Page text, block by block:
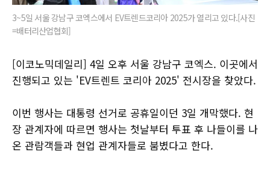
3~5일 서울 강남구 코엑스에서 EV트렌드코리아 2025가 열리고 있다.[사진
=배터리산업협회]
[이코노믹데일리] 4일 오후 서울 강남구 코엑스. 이곳에서
진행되고 있는 'EV트렌트 코리아 2025' 전시장을 찾았다.
이번 행사는 대통령 선거로 공휴일이던 3일 개막했다. 현
장 관계자에 따르면 행사는 첫날부터 투표 후 나들이를 나
온 관람객들과 현업 관계자들로 붐볐다고 한다.